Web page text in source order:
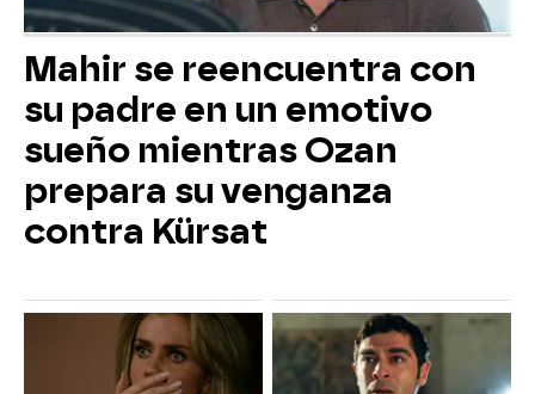
Mahir se reencuentra con
su padre en un emotivo
sueño mientras Ozan
prepara su venganza
contra Kürsat